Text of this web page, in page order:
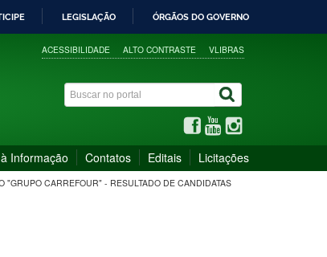
LEGISLAÇÃO ÓRGÃOS DO GOVERNO
ACESSIBILIDADE ALTO CONTRASTE VLIBRAS
Informação Contatos Editais Licitações
"GRUPO CARREFOUR" - RESULTADO DE CANDIDATAS